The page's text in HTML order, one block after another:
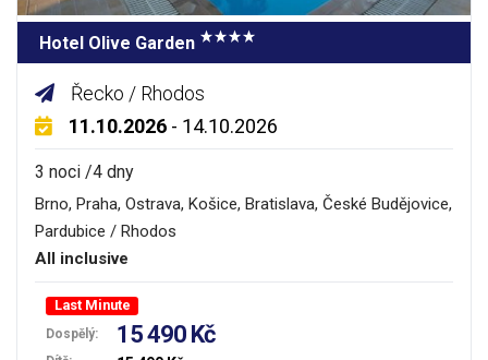
Hotel Olive Garden
Řecko / Rhodos
11.10.2026 - 14.10.2026
3 noci /4 dny
Brno, Praha, Ostrava, Košice, Bratislava, České Budějovice,
Pardubice / Rhodos
All inclusive
Last Minute
Dospělý: 15 490 Kč